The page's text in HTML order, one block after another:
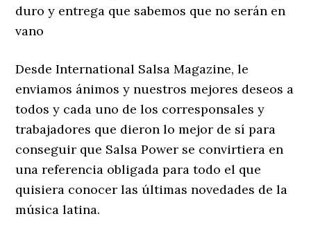
duro y entrega que sabemos que no serán en
vano
Desde International Salsa Magazine, le
enviamos ánimos y nuestros mejores deseos a
todos y cada uno de los corresponsales y
trabajadores que dieron lo mejor de sí para
conseguir que Salsa Power se convirtiera en
una referencia obligada para todo el que
quisiera conocer las últimas novedades de la
música latina.